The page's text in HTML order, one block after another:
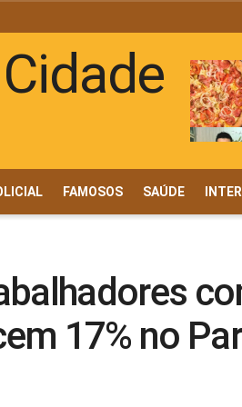
FAMOSOS SAÚDE
17% no